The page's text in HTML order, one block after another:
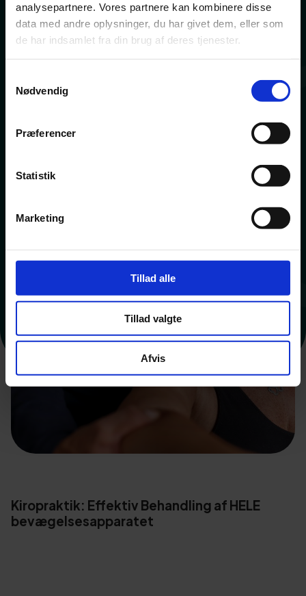
analysepartnere. Vores partnere kan kombinere disse
data med andre oplysninger, du har givet dem, eller som
de har indsamlet fra din brug af deres tjenester.
Nødvendig
Præferencer
Statistik
Marketing
Tillad alle
Tillad valgte
Afvis
Kiropraktik: Effektiv Behandling af HELE
bevægelsesapparatet